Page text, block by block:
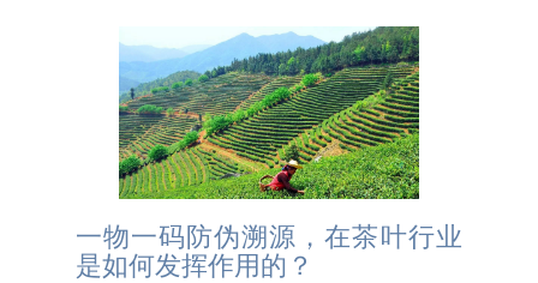
一物一码防伪溯源，在茶叶行业
是如何发挥作用的？